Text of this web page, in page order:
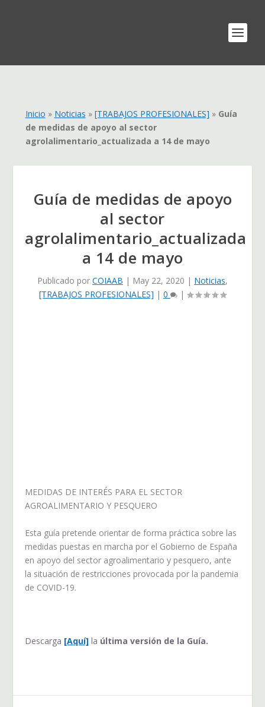
Inicio » Noticias » [TRABAJOS PROFESIONALES] » Guía
de medidas de apoyo al sector
agrolalimentario_actualizada a 14 de mayo
Guía de medidas de apoyo
al sector
agrolalimentario_actualizada
a 14 de mayo
Publicado por COIAAB | May 22, 2020 | Noticias,
[TRABAJOS PROFESIONALES] | 0 |
MEDIDAS DE INTERÉS PARA EL SECTOR
AGROALIMENTARIO Y PESQUERO
Esta guía pretende orientar de forma práctica sobre las
medidas puestas en marcha por el Gobierno de España
en apoyo del sector agroalimentario y pesquero, ante
la situación de restricciones provocada por la pandemia
de COVID-19.
Descarga [Aquí] la última versión de la Guía.